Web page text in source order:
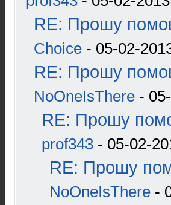
RE: Прошу
Choice - 05-02-
RE: Прошу
NoOneIsThere -
RE: Прошу
prof343 - 05-02-
RE: Прошу
NoOneIsThere -